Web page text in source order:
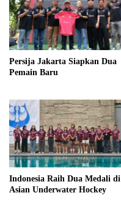
Persija Jakarta Siapkan Dua
Pemain Baru
Indonesia Raih Dua Medali di
Asian Underwater Hockey